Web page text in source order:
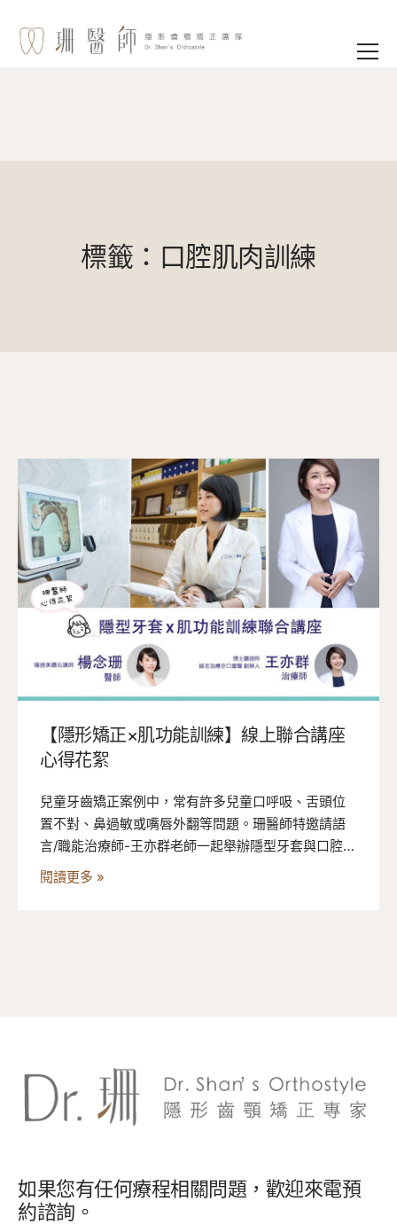
標籤：口腔肌肉訓練
【隱形矯正×肌功能訓練】線上聯合講座
心得花絮
兒童牙齒矯正案例中，常有許多兒童口呼吸、舌頭位
置不對、鼻過敏或嘴唇外翻等問題。珊醫師特邀請語
言/職能治療師-王亦群老師一起舉辦隱型牙套與口腔肌
功能訓練聯合講座，剖析兒童口呼吸、吞嚥困難、舌
閱讀更多 »
如果您有任何療程相關問題，歡迎來電預
約諮詢。